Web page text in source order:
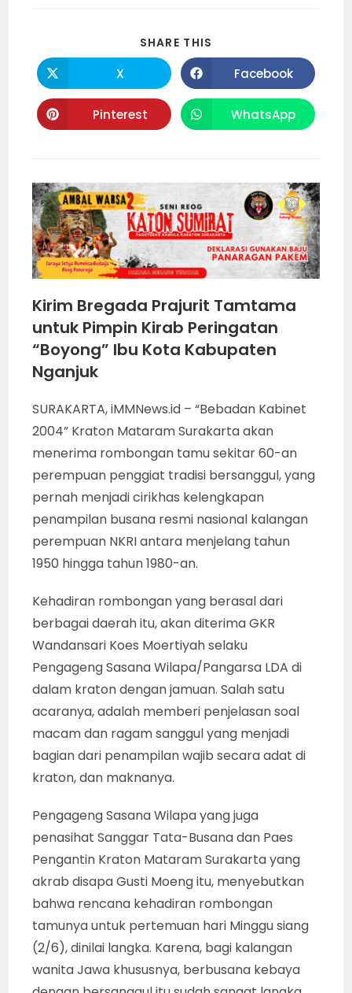
SHARE THIS
Opens
in
a
new
window
X Opens
in
a
new
window
Facebook
Opens
in
Pinterest Opens
in
WhatsApp
Kirim Bregada Prajurit Tamtama
untuk Pimpin Kirab Peringatan
“Boyong” Ibu Kota Kabupaten
Nganjuk
SURAKARTA, iMMNews.id – “Bebadan Kabinet
2004” Kraton Mataram Surakarta akan
menerima rombongan tamu sekitar 60-an
perempuan penggiat tradisi bersanggul, yang
pernah menjadi cirikhas kelengkapan
penampilan busana resmi nasional kalangan
perempuan NKRI antara menjelang tahun
1950 hingga tahun 1980-an.
Kehadiran rombongan yang berasal dari
berbagai daerah itu, akan diterima GKR
Wandansari Koes Moertiyah selaku
Pengageng Sasana Wilapa/Pangarsa LDA di
dalam kraton dengan jamuan. Salah satu
acaranya, adalah memberi penjelasan soal
macam dan ragam sanggul yang menjadi
bagian dari penampilan wajib secara adat di
kraton, dan maknanya.
Pengageng Sasana Wilapa yang juga
penasihat Sanggar Tata-Busana dan Paes
Pengantin Kraton Mataram Surakarta yang
akrab disapa Gusti Moeng itu, menyebutkan
bahwa rencana kehadiran rombongan
tamunya untuk pertemuan hari Minggu siang
(2/6), dinilai langka. Karena, bagi kalangan
wanita Jawa khususnya, berbusana kebaya